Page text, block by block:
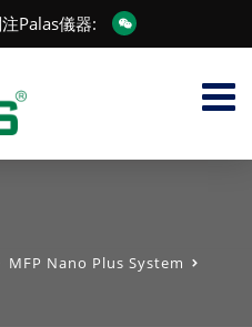
Palas儀器:
MFP Nano Plus System